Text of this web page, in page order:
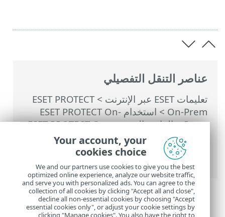
عناصر التنقل التفصيلي
تعليمات ESET عبر الإنترنت >
ESET PROTECT
On-Prem
>
استخدام ‎ESET PROTECT On-
Prem
>
القائمة الرئيسية ESET PROTECT On-
>المهام >مهام الخادم>مزامنة
المجموعة الثابتة> مزامنة المجموعة الثابتة -
أجهزة الكمبيوتر بنظام Linux
Your account, your
cookies choice
We and our partners use cookies to give you the best
optimized online experience, analyze our website traffic,
and serve you with personalized ads. You can agree to the
collection of all cookies by clicking "Accept all and close",
decline all non-essential cookies by choosing "Accept
essential cookies only", or adjust your cookie settings by
clicking "Manage cookies". You also have the right to